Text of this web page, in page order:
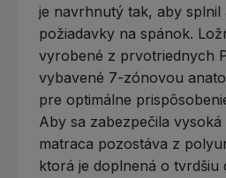
je navrhnutý tak, aby splnil
požiadavky na spánok.
vyrobené z prvotriednych
vybavené 7-zónovou
pre optimálne
Aby sa zabezpečila
matraca pozostáva z
ktorá je doplnená o tvrdšiu